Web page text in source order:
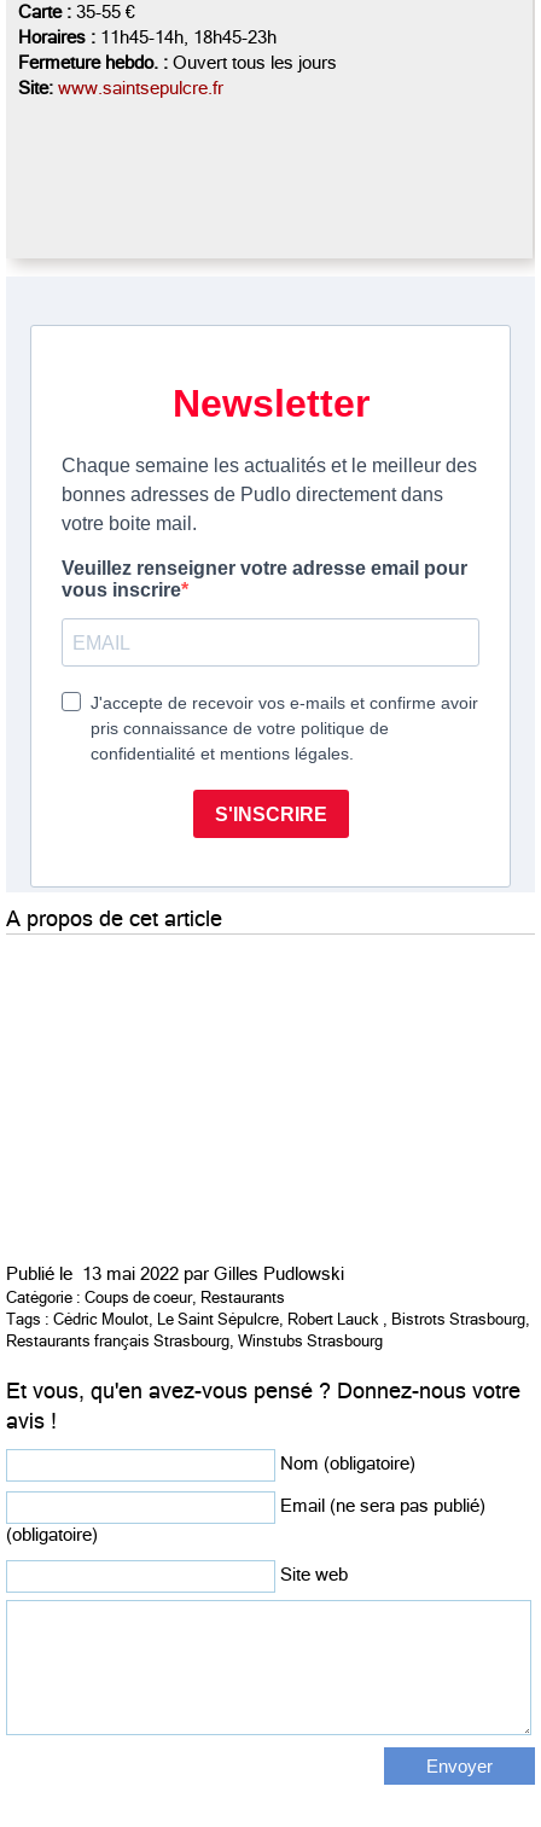
Carte : 35-55 €
Horaires : 11h45-14h, 18h45-23h
Fermeture hebdo. : Ouvert tous les jours
Site: www.saintsepulcre.fr
A propos de cet article
Publié le 13 mai 2022 par Gilles Pudlowski
Catégorie : Coups de coeur, Restaurants
Tags : Cédric Moulot Le Saint Sépulcre Robert Lauck Bistrots Strasbourg
Restaurants français Strasbourg Winstubs Strasbourg
Et vous, qu'en avez-vous pensé ? Donnez-nous votre
avis !
Nom (obligatoire)
Email (ne sera pas publié)
(obligatoire)
Site web